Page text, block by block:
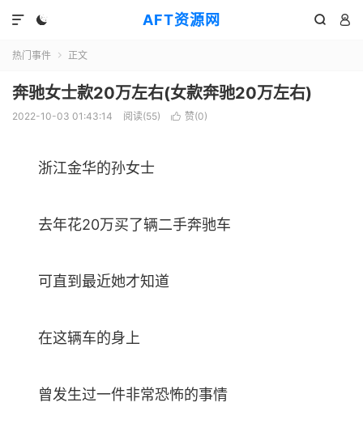
AFT资源网
  

热门事件  正文
奔驰女士款20万左右(女款奔驰20万左右)
2022-10-03 01:43:14 阅读(55)  赞(0)
浙江金华的孙女士
去年花20万买了辆二手奔驰车
可直到最近她才知道
在这辆车的身上
曾发生过一件非常恐怖的事情